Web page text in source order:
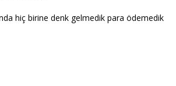
hiç birine denk gelmedik para ödemedik